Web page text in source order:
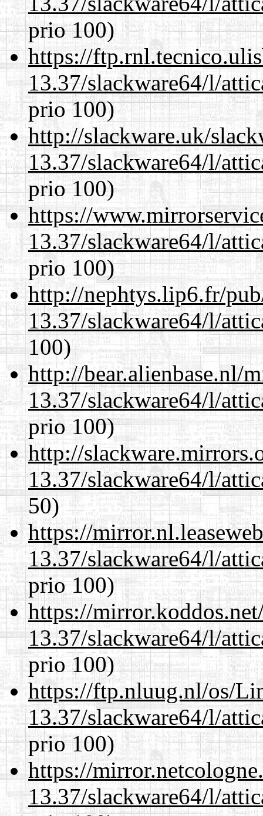
prio 100)
https://
13.37/slackware64/l/
prio 100)
http://slackware.uk/
13.37/slackware64/l/
prio 100)
https://
13.37/slackware64/l/
prio 100)
http://nephtys.lip6.fr/
13.37/slackware64/l/
100)
http://bear.alienbase.nl/
13.37/slackware64/l/
prio 100)
http://
13.37/slackware64/l/
50)
https://
13.37/slackware64/l/
prio 100)
https://
13.37/slackware64/l/
prio 100)
https://ftp.nluug.nl/os/
13.37/slackware64/l/
prio 100)
https://
13.37/slackware64/l/